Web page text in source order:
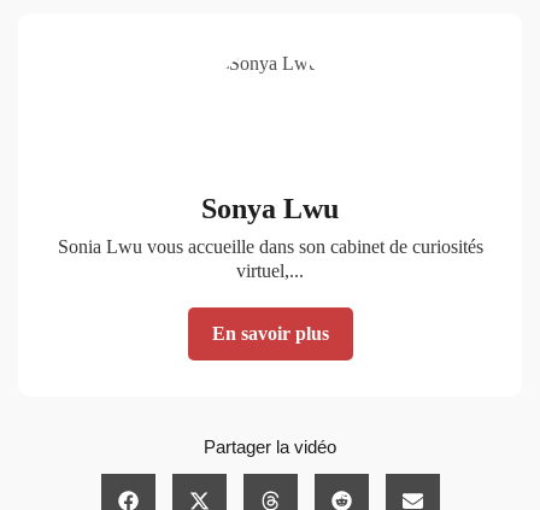
Sonya Lwu
Sonia Lwu vous accueille dans son cabinet de curiosités
virtuel,...
En savoir plus
Partager la vidéo